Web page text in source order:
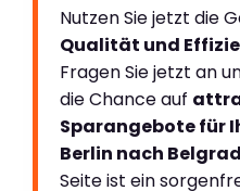
Nutzen Sie jetzt die
Qualität und
Fragen Sie jetzt an
die Chance auf
Sparangebote für
Berlin nach Belgrad
Seite ist ein